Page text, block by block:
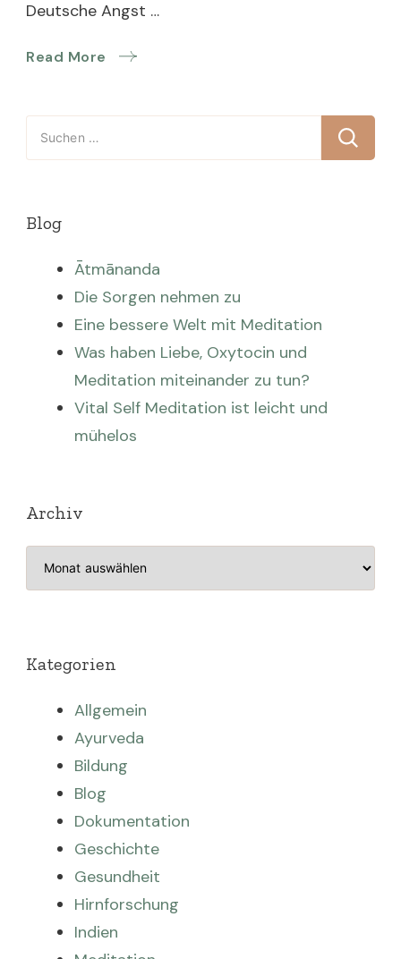
Deutsche Angst …
Read More
Suchen
nach:
Blog
Ātmānanda
Die Sorgen nehmen zu
Eine bessere Welt mit Meditation
Was haben Liebe, Oxytocin und
Meditation miteinander zu tun?
Vital Self Meditation ist leicht und
mühelos
Archiv
Archiv
Kategorien
Allgemein
Ayurveda
Bildung
Blog
Dokumentation
Geschichte
Gesundheit
Hirnforschung
Indien